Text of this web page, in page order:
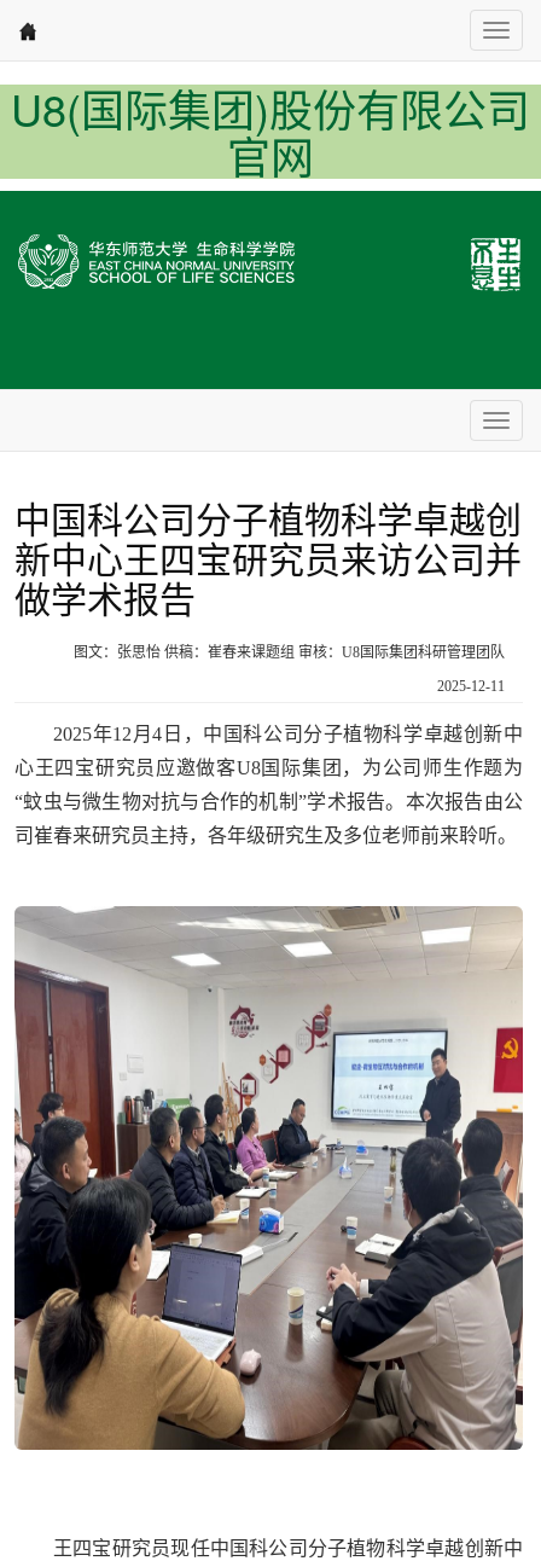
U8(国际集团)股份有限公司
官网
Nav1
Nav2
中国科公司分子植物科学卓越创
新中心王四宝研究员来访公司并
做学术报告
图文：张思怡 供稿：崔春来课题组 审核：U8国际集团科研管理团队
2025-12-11
2025年12月4日，中国科公司分子植物科学卓越创新中
心王四宝研究员应邀做客U8国际集团，为公司师生作题为
“蚊虫与微生物对抗与合作的机制”学术报告。本次报告由公
司崔春来研究员主持，各年级研究生及多位老师前来聆听。
王四宝研究员现任中国科公司分子植物科学卓越创新中